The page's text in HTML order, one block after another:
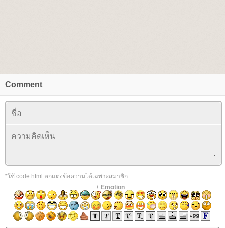
Comment
*ใช้ code html ตกแต่งข้อความได้เฉพาะสมาชิก
+ Emotion+